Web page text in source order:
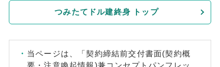
つみたてドル建終身 トップ
当ページは、「契約締結前交付書面(契約概